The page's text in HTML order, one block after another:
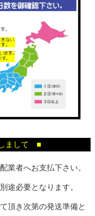
まして ■
業者へお支払下さい。
となります。
頂き次第の発送準備と